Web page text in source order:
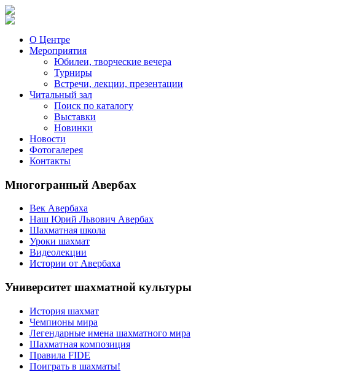
О Центре
Мероприятия
Юбилеи, творческие вечера
Турниры
Встречи, лекции, презентации
Читальный зал
Поиск по каталогу
Выставки
Новинки
Новости
Фотогалерея
Контакты
Многогранный Авербах
Век Авербаха
Наш Юрий Львович Авербах
Шахматная школа
Уроки шахмат
Видеолекции
Истории от Авербаха
Университет шахматной культуры
История шахмат
Чемпионы мира
Легендарные имена шахматного мира
Шахматная композиция
Правила FIDE
Поиграть в шахматы!